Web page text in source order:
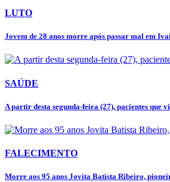
LUTO
Jovem de 28 anos morre após passar mal em
SAÚDE
A partir desta segunda-feira (27), pacientes que
FALECIMENTO
Morre aos 95 anos Jovita Batista Ribeiro,